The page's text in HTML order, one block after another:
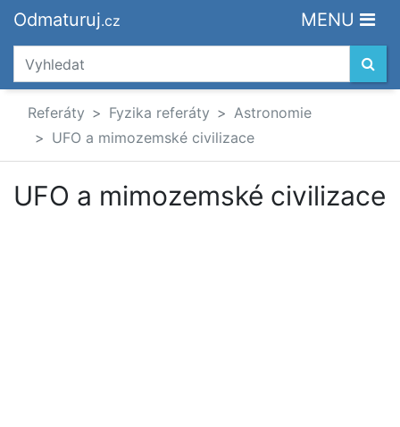
Odmaturuj.cz MENU
Referáty Fyzika referáty
Astronomie
UFO a mimozemské civilizace
UFO a mimozemské civilizace